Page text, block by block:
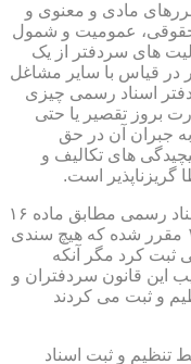
مادی و معنوی و
حقوقی، عمومیت و شمول
های سردفتر از یک
قیاس با سایر مشاغل
اسناد رسمی چیزی
بروز تقصیر یا حتی
جبران آن در حق
های تکالیف و
است.
مبحث سوم): موانع موجود برای تنظیم اسناد رسمی مطابق ماده ۱۶
آیین نامه دفاتر اسناد رسمی مصوب ۱۳۱۷ مقرر شده که هیچ سندی
ثبت کرد مگر آنکه
این قانون سردفتران و
و ثبت می کردند
فقط تنظیم و ثبت اسناد